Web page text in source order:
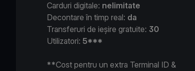
Carduri digitale: nelimitate
Decontare în timp real: da
Transferuri de ieșire gratuite: 30
Utilizatori: 5***
**Cost pentru un extra Terminal ID &